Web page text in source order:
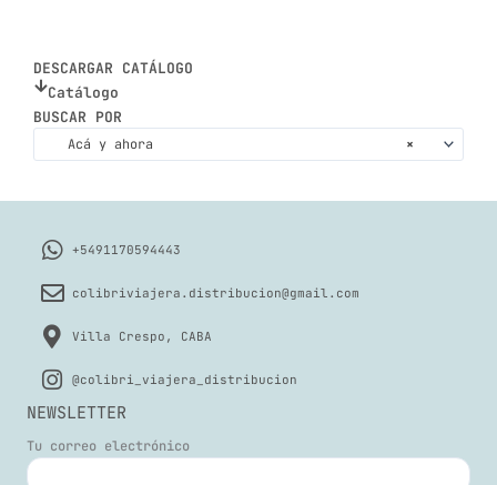
DESCARGAR CATÁLOGO
Catálogo
BUSCAR POR
×
Acá y ahora
+5491170594443
colibriviajera.distribucion@gmail.com
Villa Crespo, CABA
@colibri_viajera_distribucion
NEWSLETTER
Tu correo electrónico